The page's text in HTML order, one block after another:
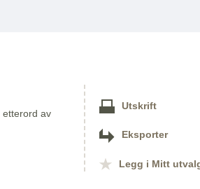
etterord av
Utskrift
Eksporter
Legg i Mitt